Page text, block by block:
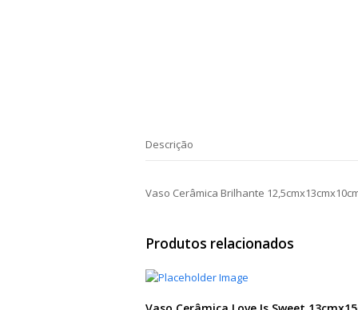
Descrição
Vaso Cerâmica Brilhante
Produtos relacionados